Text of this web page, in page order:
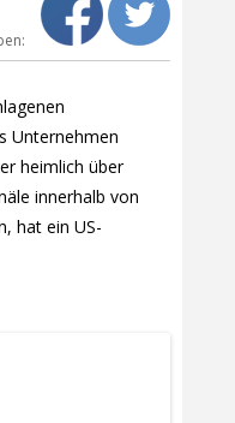
Unternehmen
heimlich über
innerhalb von
hat ein US-